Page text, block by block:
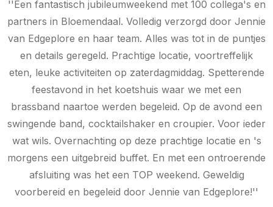
''Een fantastisch jubileumweekend met 100 collega's en
partners in Bloemendaal. Volledig verzorgd door Jennie
van Edgeplore en haar team. Alles was tot in de puntjes
en details geregeld. Prachtige locatie, voortreffelijk
eten, leuke activiteiten op zaterdagmiddag. Spetterende
feestavond in het koetshuis waar we met een
brassband naartoe werden begeleid. Op de avond een
swingende band, cocktailshaker en croupier. Voor ieder
wat wils. Overnachting op deze prachtige locatie en 's
morgens een uitgebreid buffet. En met een ontroerende
afsluiting was het een TOP weekend. Geweldig
voorbereid en begeleid door Jennie van Edgeplore!''